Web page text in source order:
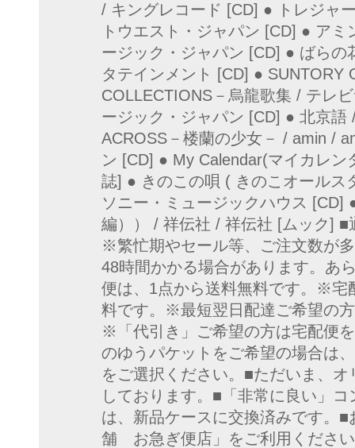
/ キングレコード [CD] ● トレジャ
トウエスト・ジャパン [CD] ● ア
ージック・ジャパン [CD] ● ばら
タテインメント [CD] ● SUNTORY
COLLECTIONS－烏龍歌集 / テレ
ージック・ジャパン [CD] ● 北京
ACROSS－楼蘭の少女－ / amin /
ン [CD] ● My Calendar(マイカレ
誌] ● きのこの唄 ( きのこオールス
ソニー・ミュージックハウス [CD]
編）） / 祥伝社 / 祥伝社 [ムック]
※繁忙期やセール等、ご注文数が
48時間かかる場合があります。あ
便は、1点から送料無料です。※宅
料です。※最短翌日配達ご希望の
※「代引き」ご希望の方は宅配便
のゆうパケットをご希望の場合は
をご選択ください。■ただいま、
しております。■「非常に良い」
は、新品ケースに交換済みです。
舗 お急ぎ便店」をご利用くださ